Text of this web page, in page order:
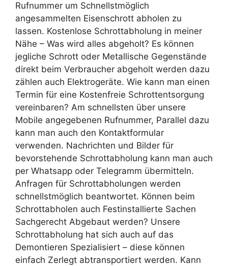
Rufnummer um Schnellstmöglich
angesammelten Eisenschrott abholen zu
lassen. Kostenlose Schrottabholung in meiner
Nähe – Was wird alles abgeholt? Es können
jegliche Schrott oder Metallische Gegenstände
direkt beim Verbraucher abgeholt werden dazu
zählen auch Elektrogeräte. Wie kann man einen
Termin für eine Kostenfreie Schrottentsorgung
vereinbaren? Am schnellsten über unsere
Mobile angegebenen Rufnummer, Parallel dazu
kann man auch den Kontaktformular
verwenden. Nachrichten und Bilder für
bevorstehende Schrottabholung kann man auch
per Whatsapp oder Telegramm übermitteln.
Anfragen für Schrottabholungen werden
schnellstmöglich beantwortet. Können beim
Schrottabholen auch Festinstallierte Sachen
Sachgerecht Abgebaut werden? Unsere
Schrottabholung hat sich auch auf das
Demontieren Spezialisiert – diese können
einfach Zerlegt abtransportiert werden. Kann